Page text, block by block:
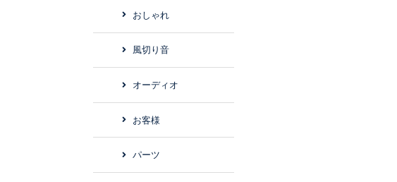
おしゃれ
風切り音
オーディオ
お客様
パーツ